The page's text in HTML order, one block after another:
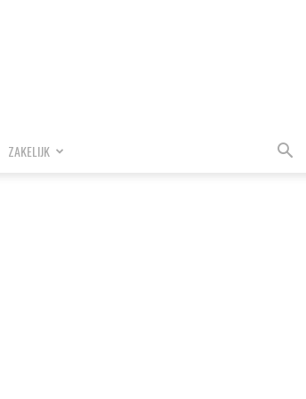
ZAKELIJK